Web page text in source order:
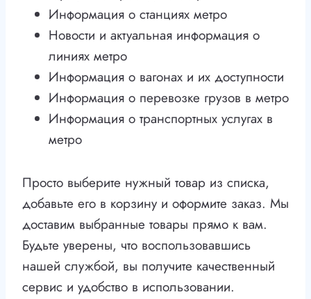
Информация о станциях метро
Новости и актуальная информация о
линиях метро
Информация о вагонах и их доступности
Информация о перевозке грузов в метро
Информация о транспортных услугах в
метро
Просто выберите нужный товар из списка,
добавьте его в корзину и оформите заказ. Мы
доставим выбранные товары прямо к вам.
Будьте уверены, что воспользовавшись
нашей службой, вы получите качественный
сервис и удобство в использовании.